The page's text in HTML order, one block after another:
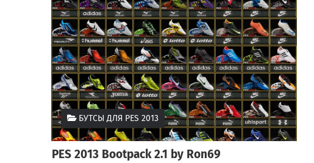
БУТСЫ ДЛЯ PES 2013
PES 2013 Bootpack 2.1 by Ron69